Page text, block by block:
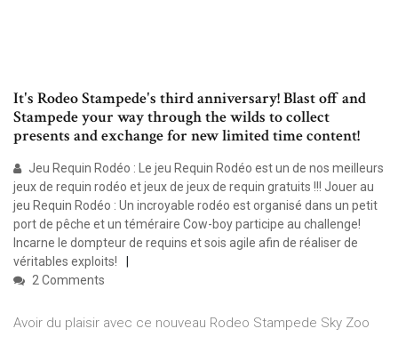
It's Rodeo Stampede's third anniversary! Blast off and
Stampede your way through the wilds to collect
presents and exchange for new limited time content!
Jeu Requin Rodéo : Le jeu Requin Rodéo est un de nos meilleurs
jeux de requin rodéo et jeux de jeux de requin gratuits !!! Jouer au
jeu Requin Rodéo : Un incroyable rodéo est organisé dans un petit
port de pêche et un téméraire Cow-boy participe au challenge!
Incarne le dompteur de requins et sois agile afin de réaliser de
véritables exploits!
2 Comments
Avoir du plaisir avec ce nouveau Rodeo Stampede Sky Zoo